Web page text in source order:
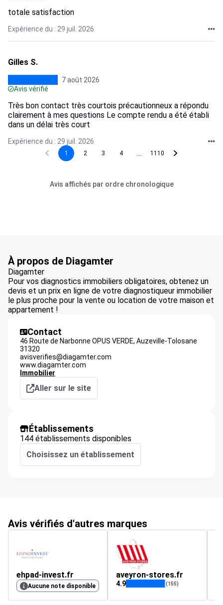
totale satisfaction
Expérience du : 29 juil. 2026
Gilles S.
7 août 2026
Avis vérifié
Très bon contact très courtois précautionneux a répondu
clairement à mes questions Le compte rendu a été établi
dans un délai très court
Expérience du : 29 juil. 2026
1 2 3 4 1110
Avis affichés par ordre chronologique
À propos de Diagamter
Diagamter
Pour vos diagnostics immobiliers obligatoires, obtenez un
devis et un prix en ligne de votre diagnostiqueur immobilier
le plus proche pour la vente ou location de votre maison et
appartement !
Contact
46 Route de Narbonne OPUS VERDE, Auzeville-Tolosane
31320
avisverifies@diagamter.com
www.diagamter.com
Immobilier
Aller sur le site
Établissements
144 établissements disponibles
Choisissez un établissement
Avis vérifiés d'autres marques
ehpad-invest.fr
Aucune note disponible
aveyron-stores.fr
4.9 (155)